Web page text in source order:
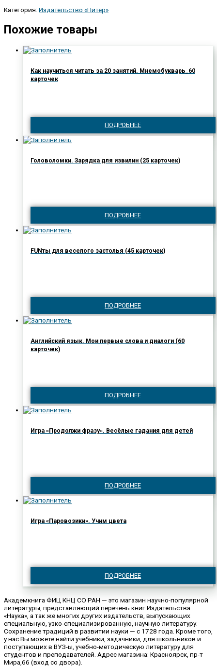
Категория: Издательство «Питер»
Похожие товары
Как научиться читать за 20 занятий. Мнемобукварь_60
карточек
ПОДРОБНЕЕ
Головоломки. Зарядка для извилин (25 карточек)
ПОДРОБНЕЕ
FUNты для веселого застолья (45 карточек)
ПОДРОБНЕЕ
Английский язык. Мои первые слова и диалоги (60
карточек)
ПОДРОБНЕЕ
Игра «Продолжи фразу». Весёлые гадания для детей
ПОДРОБНЕЕ
Игра «Паровозики». Учим цвета
ПОДРОБНЕЕ
Академкнига ФИЦ КНЦ СО РАН — это магазин научно-популярной
литературы, представляющий перечень книг Издательства
«Наука», а так же многих других издательств, выпускающих
специальную, узко-специализированную, научную литературу.
Сохранение традиций в развитии науки — с 1728 года. Кроме того,
у нас Вы можете найти учебники, задачники, для школьников и
поступающих в ВУЗ-ы, учебно-методическую литературу для
студентов и преподавателей. Адрес магазина: Красноярск, пр-т
Мира,66 (вход со двора).